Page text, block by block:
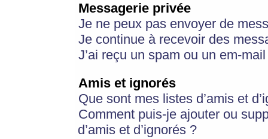
Messagerie privée
Je ne peux pas envoyer de
Je continue à recevoir des
J’ai reçu un spam ou un em-
Amis et ignorés
Que sont mes listes d’amis et
Comment puis-je ajouter ou
d’amis et d’ignorés ?